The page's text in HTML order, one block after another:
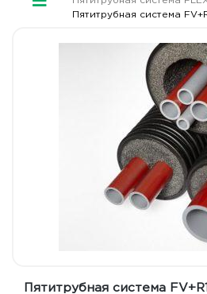
Пятитрубная система
Пятитрубная система